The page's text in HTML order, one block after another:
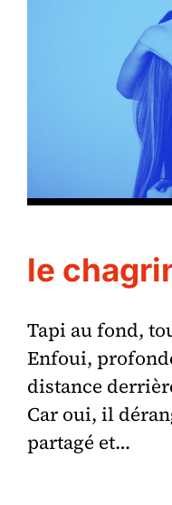
le
Tapi au fond,
Enfoui,
distance
Car oui, il
partagé et…